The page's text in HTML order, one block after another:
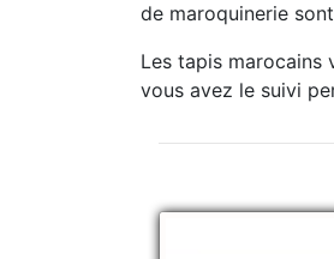
de maroquinerie
Les tapis marocains
vous avez le suivi